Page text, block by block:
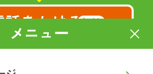
メニュー
話をかける
8:00～20:00 【年中無休】